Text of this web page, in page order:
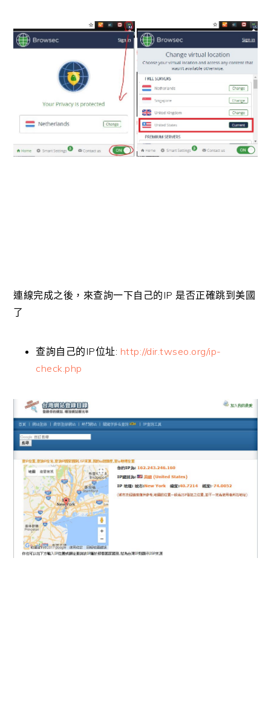
連線完成之後，來查詢一下自己的IP 是否正確跳到美國
了
查詢自己的IP位址: http://dir.twseo.org/ip-
check.php